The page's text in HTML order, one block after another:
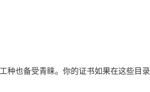
种也备受青睐。你的证书如果在这些目录